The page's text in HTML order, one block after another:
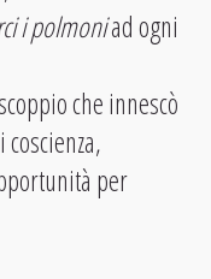
i polmoniad ogni
che innescò
per